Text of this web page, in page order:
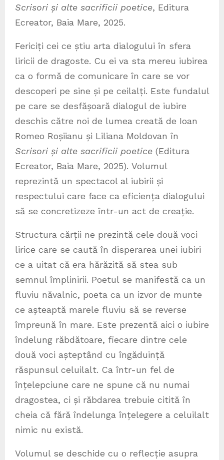
Scrisori și alte sacrificii poetice, Editura
Ecreator, Baia Mare, 2025.
Fericiți cei ce știu arta dialogului în sfera
liricii de dragoste. Cu ei va sta mereu iubirea
ca o formă de comunicare în care se vor
descoperi pe sine și pe ceilalți. Este fundalul
pe care se desfășoară dialogul de iubire
deschis către noi de lumea creată de Ioan
Romeo Roșiianu și Liliana Moldovan în
Scrisori și alte sacrificii poetice (Editura
Ecreator, Baia Mare, 2025). Volumul
reprezintă un spectacol al iubirii și
respectului care face ca eficiența dialogului
să se concretizeze într-un act de creație.
Structura cărții ne prezintă cele două voci
lirice care se caută în disperarea unei iubiri
ce a uitat că era hărăzită să stea sub
semnul împlinirii. Poetul se manifestă ca un
fluviu năvalnic, poeta ca un izvor de munte
ce așteaptă marele fluviu să se reverse
împreună în mare. Este prezentă aici o iubire
îndelung răbdătoare, fiecare dintre cele
două voci așteptând cu îngăduință
răspunsul celuilalt. Ca într-un fel de
înțelepciune care ne spune că nu numai
dragostea, ci și răbdarea trebuie citită în
cheia că fără îndelunga înțelegere a celuilalt
nimic nu există.
Volumul se deschide cu o reflecție asupra